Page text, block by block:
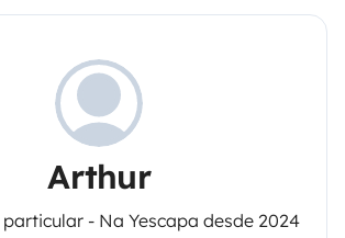
Arthur
- Na Yescapa desde 2024